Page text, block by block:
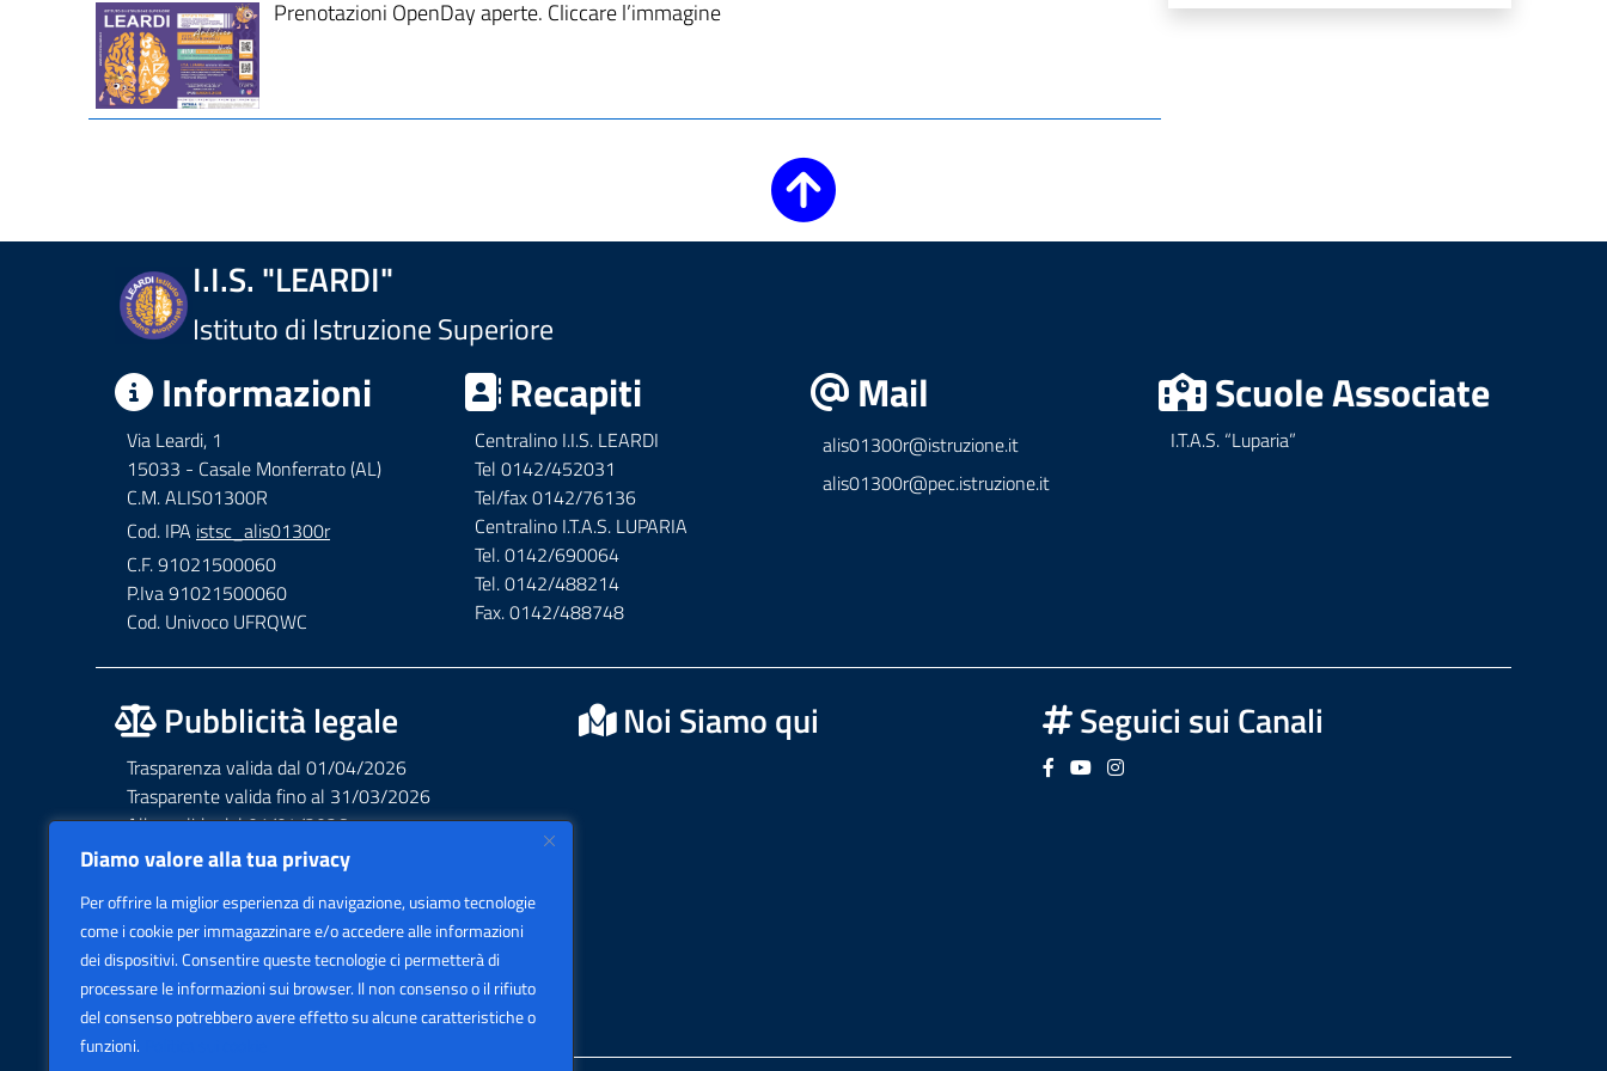
Diamo valore alla tua privacy
Per offrire la miglior esperienza di navigazione, usiamo tecnologie
come i cookie per immagazzinare e/o accedere alle informazioni
dei dispositivi. Consentire queste tecnologie ci permetterà di
processare le informazioni sui browser. Il non consenso o il rifiuto
del consenso potrebbero avere effetto su alcune caratteristiche o
funzioni.
Prenotazioni OpenDay aperte. Cliccare l’immagine
I.I.S. "LEARDI"
Istituto di Istruzione Superiore
Informazioni
Via Leardi, 1
15033 - Casale Monferrato (AL)
C.M. ALIS01300R
Cod. IPA istsc_alis01300r
C.F. 91021500060
P.Iva 91021500060
Cod. Univoco UFRQWC
Recapiti
Centralino I.I.S. LEARDI
Tel 0142/452031
Tel/fax 0142/76136
Centralino I.T.A.S. LUPARIA
Tel. 0142/690064
Tel. 0142/488214
Fax. 0142/488748
Mail
alis01300r@istruzione.it
alis01300r@pec.istruzione.it
Scuole Associate
I.T.A.S. “Luparia”
Pubblicità legale
Trasparenza valida dal 01/04/2026
Trasparente valida fino al 31/03/2026
Albo valido dal 01/04/2026
Albo valido fino al 31/03/2026
Accessibilità AGID Form
Noi Siamo qui Seguici sui Canali
Seguici su Facebook
Seguici su YouTube
Seguici su Instagram